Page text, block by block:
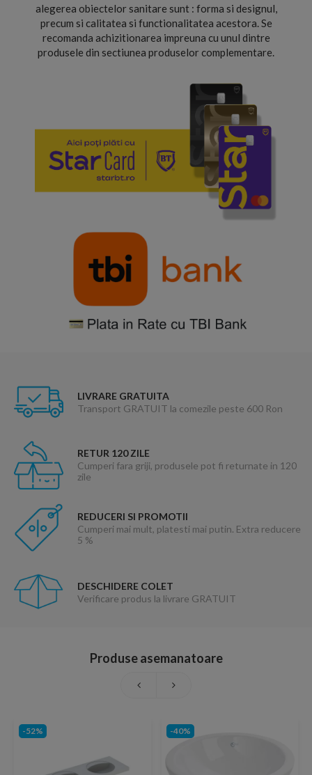
alegerea obiectelor sanitare sunt : forma si designul,
precum si calitatea si functionalitatea acestora. Se
recomanda achizitionarea impreuna cu unul dintre
produsele din sectiunea produselor complementare.
LIVRARE GRATUITA
Transport GRATUIT la comezile peste 600 Ron
RETUR 120 ZILE
Cumperi fara griji, produsele pot fi returnate in 120
zile
REDUCERI SI PROMOTII
Cumperi mai mult, platesti mai putin. Extra reducere
5 %
DESCHIDERE COLET
Verificare produs la livrare GRATUIT
Produse asemanatoare
-52% -40%